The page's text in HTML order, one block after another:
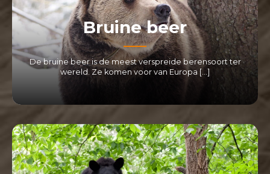
Bruine beer
De bruine beer is de meest verspreide berensoort ter
wereld. Ze komen voor van Europa […]